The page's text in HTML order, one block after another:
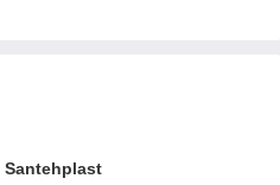
Santehplast